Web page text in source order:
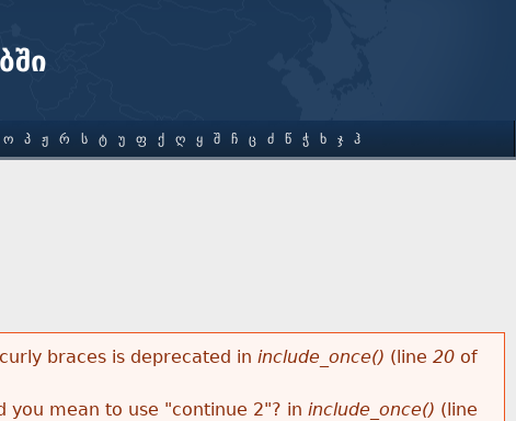
braces is deprecated in include_once() (line 20of
mean to use "continue 2"? in include_once() (line
Ო Პ Ჟ Რ Ს Ტ Უ Ფ Ქ Ღ Ყ Შ Ჩ Ც Ძ Წ Ჭ Ხ Ჯ Ჰ